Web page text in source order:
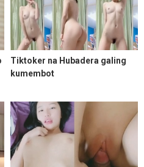
Tiktoker na Hubadera galing
kumembot